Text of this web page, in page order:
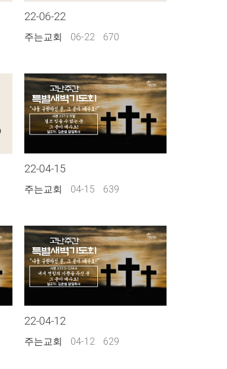
22-06-22
주는교회 06-22 670
22-04-15
주는교회 04-15 639
22-04-12
주는교회 04-12 629